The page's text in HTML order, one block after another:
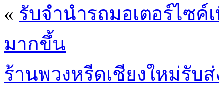
« รับจำนำรถมอเตอร์ไซค์
มากขึ้น
ร้านพวงหรีดเชียงใหม่รับ